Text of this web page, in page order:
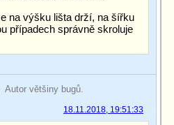
na výšku lišta drží, na šířku
případech správně skroluje
Autor většiny bugů.
18.11.2018, 19:51:33